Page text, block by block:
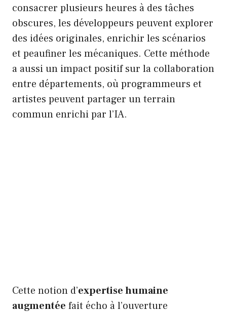
consacrer plusieurs heures à des tâches
obscures, les développeurs peuvent explorer
des idées originales, enrichir les scénarios
et peaufiner les mécaniques. Cette méthode
a aussi un impact positif sur la collaboration
entre départements, où programmeurs et
artistes peuvent partager un terrain
commun enrichi par l’IA.
Cette notion d’expertise humaine
augmentée fait écho à l’ouverture